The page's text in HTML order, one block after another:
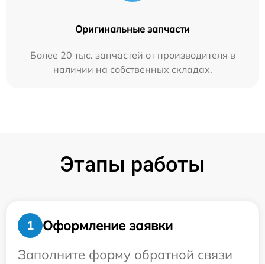
Оригинальные запчасти
Более 20 тыс. запчастей от производителя в
наличии на собственных складах.
Этапы работы
1
Оформление заявки
Заполните форму обратной связи